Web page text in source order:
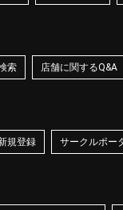
索 店舗に関するQ&A
規登録 サークルポー